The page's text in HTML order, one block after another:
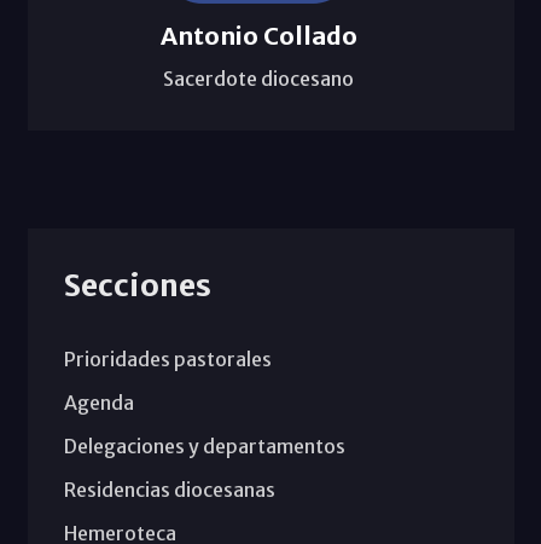
Antonio Collado
Sacerdote diocesano
Secciones
Prioridades pastorales
Agenda
Delegaciones y departamentos
Residencias diocesanas
Hemeroteca